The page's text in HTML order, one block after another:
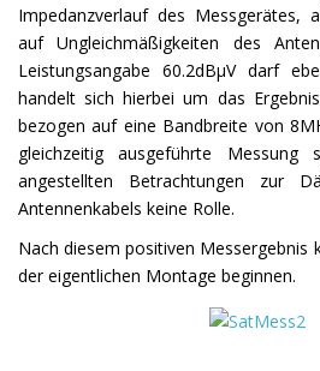
Impedanzverlauf des Messgerätes,
auf Ungleichmäßigkeiten des
Leistungsangabe 60.2dBµV darf
handelt sich hierbei um das
bezogen auf eine Bandbreite von
gleichzeitig ausgeführte
angestellten Betrachtungen zur
Antennenkabels keine Rolle.
Nach diesem positiven Messergebnis
der eigentlichen Montage beginnen.